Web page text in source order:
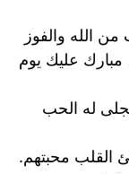
الله والفوز
عليك يوم
له الحب
القلب محبتهم.